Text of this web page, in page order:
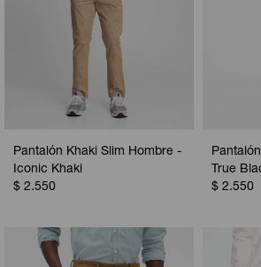
Pantalón Khaki Slim Hombre -
Iconic Khaki
$ 2.550
True
$ 2.550